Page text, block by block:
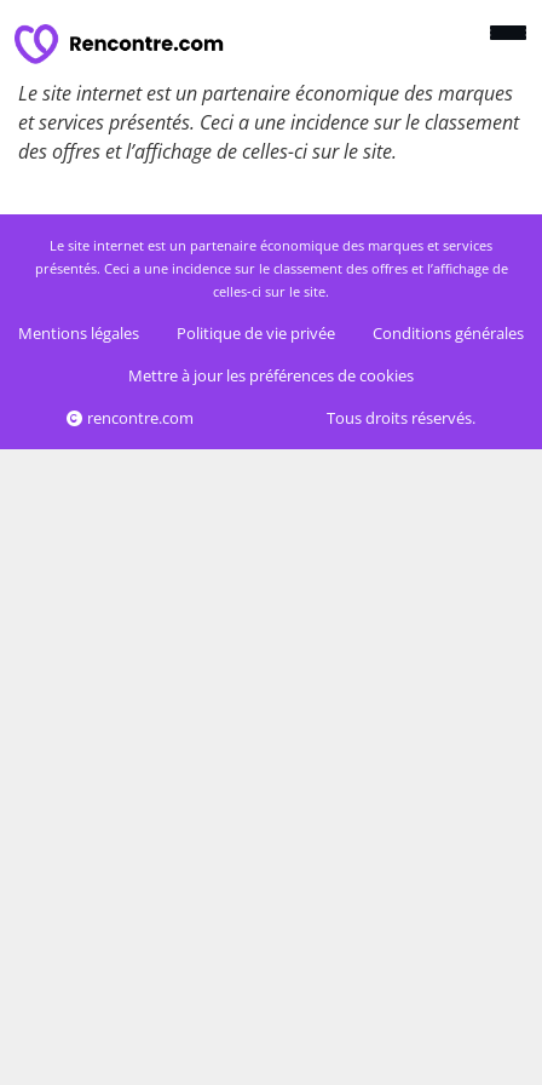
Le site internet est un partenaire économique des marques
et services présentés. Ceci a une incidence sur le classement
des offres et l’affichage de celles-ci sur le site.
Le site internet est un partenaire économique des marques et services
présentés. Ceci a une incidence sur le classement des offres et l’affichage de
celles-ci sur le site.
Mentions légales Politique de vie privée
Conditions générales
Mettre à jour les préférences de cookies
rencontre.com
Tous droits réservés.